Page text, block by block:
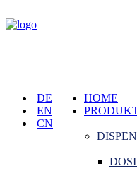
HOME
DE
EN
CN